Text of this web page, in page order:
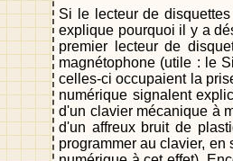
Si le lecteur de
explique pourquoi il y a
premier lecteur de
magnétophone (utile : le
celles-ci occupaient la
numérique signalent
d'un clavier mécanique à
d'un affreux bruit de
programmer au clavier,